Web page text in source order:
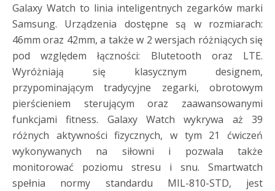
Galaxy Watch to linia inteligentnych zegarków marki
Samsung. Urządzenia dostępne są w rozmiarach:
46mm oraz 42mm, a także w 2 wersjach różniących się
pod względem łączności: Blutetooth oraz LTE.
Wyróżniają się klasycznym designem,
przypominającym tradycyjne zegarki, obrotowym
pierścieniem sterującym oraz zaawansowanymi
funkcjami fitness. Galaxy Watch wykrywa aż 39
różnych aktywności fizycznych, w tym 21 ćwiczeń
wykonywanych na siłowni i pozwala także
monitorować poziomu stresu i snu. Smartwatch
spełnia normy standardu MIL-810-STD, jest